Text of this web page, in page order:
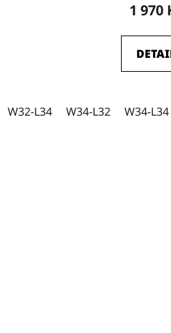
1 970
W32-L34 W34-L32 W34-L34